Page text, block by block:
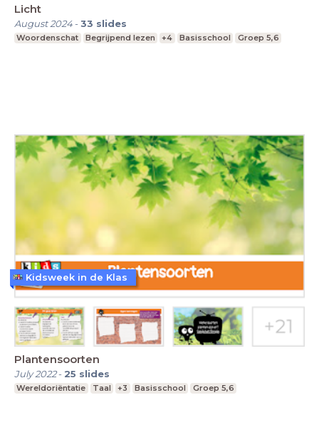
Licht
August 2024-33 slides
Woordenschat Begrijpend lezen +4 Basisschool Groep 5,6
Plantensoorten
July 2022- 25 slides
Wereldoriëntatie Taal +3 Basisschool Groep 5,6
Kidsweek in de Klas